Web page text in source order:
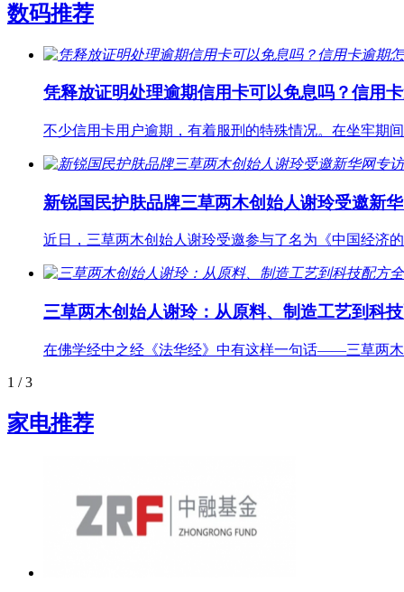
数码推荐
凭释放证明处理逾期信用卡可以免息吗？信用
不少信用卡用户逾期，有着服刑的特殊情况。在坐牢期
新锐国民护肤品牌三草两木创始人谢玲受邀新
近日，三草两木创始人谢玲受邀参与了名为《中国经济
三草两木创始人谢玲：从原料、制造工艺到科
在佛学经中之经《法华经》中有这样一句话——三草两
1 / 3
家电推荐